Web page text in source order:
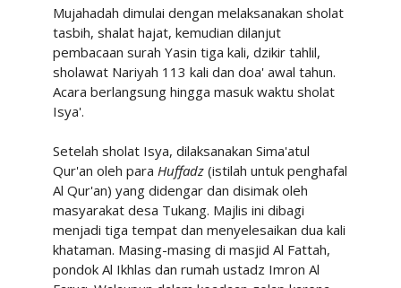
Mujahadah dimulai dengan melaksanakan sholat
tasbih, shalat hajat, kemudian dilanjut
pembacaan surah Yasin tiga kali, dzikir tahlil,
sholawat Nariyah 113 kali dan doa' awal tahun.
Acara berlangsung hingga masuk waktu sholat
Isya'.
Setelah sholat Isya, dilaksanakan Sima'atul
Qur'an oleh para Huffadz(istilah untuk penghafal
Al Qur'an) yang didengar dan disimak oleh
masyarakat desa Tukang. Majlis ini dibagi
menjadi tiga tempat dan menyelesaikan dua kali
khataman. Masing-masing di masjid Al Fattah,
pondok Al Ikhlas dan rumah ustadz Imron Al